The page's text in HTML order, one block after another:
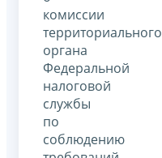
комиссии
территориального
органа
Федеральной
налоговой
службы
по
соблюдению